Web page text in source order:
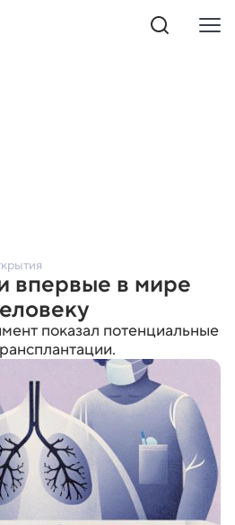
впервые в мире
показал потенциальные